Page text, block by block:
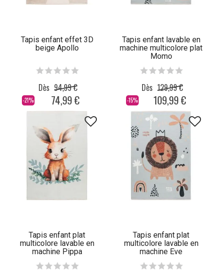
Tapis enfant effet 3D
beige Apollo
-21%
Dès 94,99 €
74,99 €
Tapis enfant lavable en
machine multicolore plat
Momo
-15%
Dès 129,99 €
109,99 €
Tapis enfant plat
multicolore lavable en
machine Pippa
Tapis enfant plat
multicolore lavable en
machine Eve